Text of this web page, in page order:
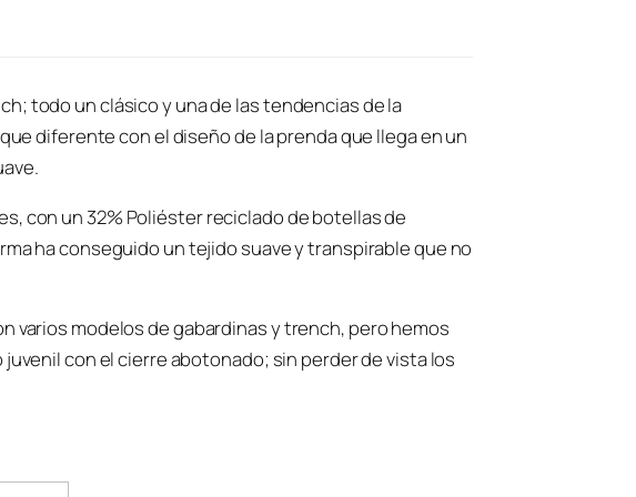
todo un clásico y una de las tendencias de la
diferente con el diseño de la prenda que llega en un
con un 32% Poliéster reciclado de botellas de
ha conseguido un tejido suave y transpirable que no
varios modelos de gabardinas y trench, pero hemos
con el cierre abotonado; sin perder de vista los